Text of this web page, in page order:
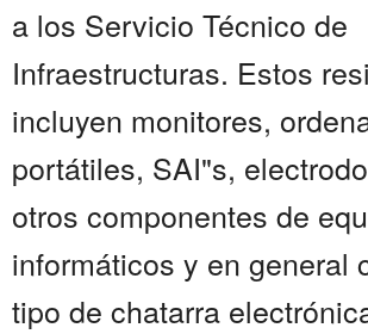
a los Servicio Técnico de
Infraestructuras. Estos
incluyen monitores,
portátiles, SAI"s,
otros componentes de
informáticos y en general
tipo de chatarra